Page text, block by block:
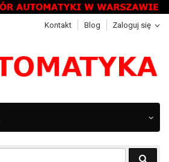
Zaloguj się
Kontakt Blog